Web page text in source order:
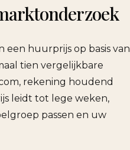
een huurprijs op basis van
tien vergelijkbare
rekening houdend
leidt tot lege weken,
passen en uw